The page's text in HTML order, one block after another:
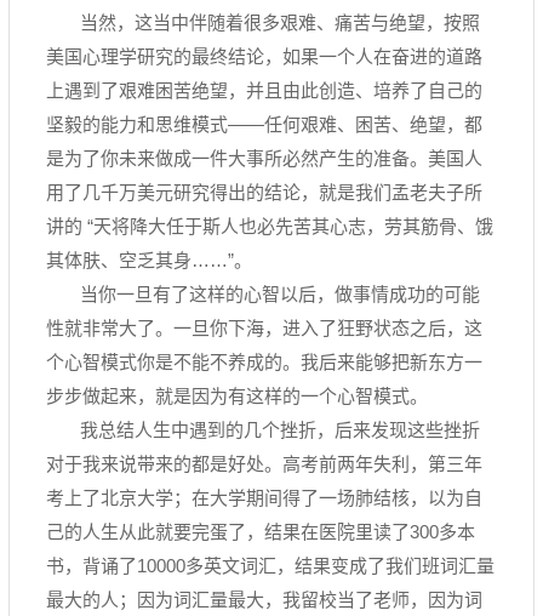
当然，这当中伴随着很多艰难、痛苦与绝望，按照
美国心理学研究的最终结论，如果一个人在奋进的道路
上遇到了艰难困苦绝望，并且由此创造、培养了自己的
坚毅的能力和思维模式——任何艰难、困苦、绝望，都
是为了你未来做成一件大事所必然产生的准备。美国人
用了几千万美元研究得出的结论，就是我们孟老夫子所
讲的 “天将降大任于斯人也必先苦其心志，劳其筋骨、饿
其体肤、空乏其身……”。
当你一旦有了这样的心智以后，做事情成功的可能
性就非常大了。一旦你下海，进入了狂野状态之后，这
个心智模式你是不能不养成的。我后来能够把新东方一
步步做起来，就是因为有这样的一个心智模式。
我总结人生中遇到的几个挫折，后来发现这些挫折
对于我来说带来的都是好处。高考前两年失利，第三年
考上了北京大学；在大学期间得了一场肺结核，以为自
己的人生从此就要完蛋了，结果在医院里读了300多本
书，背诵了10000多英文词汇，结果变成了我们班词汇量
最大的人；因为词汇量最大，我留校当了老师，因为词